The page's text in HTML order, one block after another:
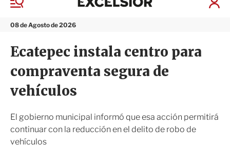
M
n
08 de Agosto de 2026
I
ó
n
x
s
i
o
r
Ecatepec instala centro para
compraventa segura de
vehículos
El gobierno municipal informó que esa acción permitirá
continuar con la reducción en el delito de robo de
vehículos